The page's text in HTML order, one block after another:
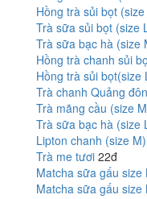
Hồng trà sủi bọt
Trà sữa sủi bọt (size
Trà sữa bạc hà (size
Hồng trà chanh sủi
Hồng trà sủi bọt(size
Trà chanh Quảng
Trà mãng cầu (size
Trà sữa bạc hà (size
Lipton chanh (size M)
Trà me tươi 22đ
Matcha sữa gấu size
Matcha sữa gấu size